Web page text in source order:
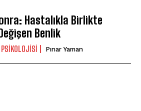
Hastalıkla Birlikte
Benlik
Pınar Yaman